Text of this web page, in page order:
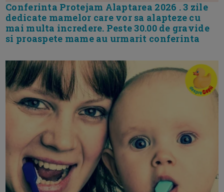
Conferinta Protejam Alaptarea 2026 . 3 zile
dedicate mamelor care vor sa alapteze cu
mai multa incredere. Peste 30.00 de gravide
si proaspete mame au urmarit conferinta